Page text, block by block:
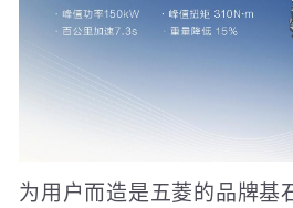
为用户而造是五菱的品牌基